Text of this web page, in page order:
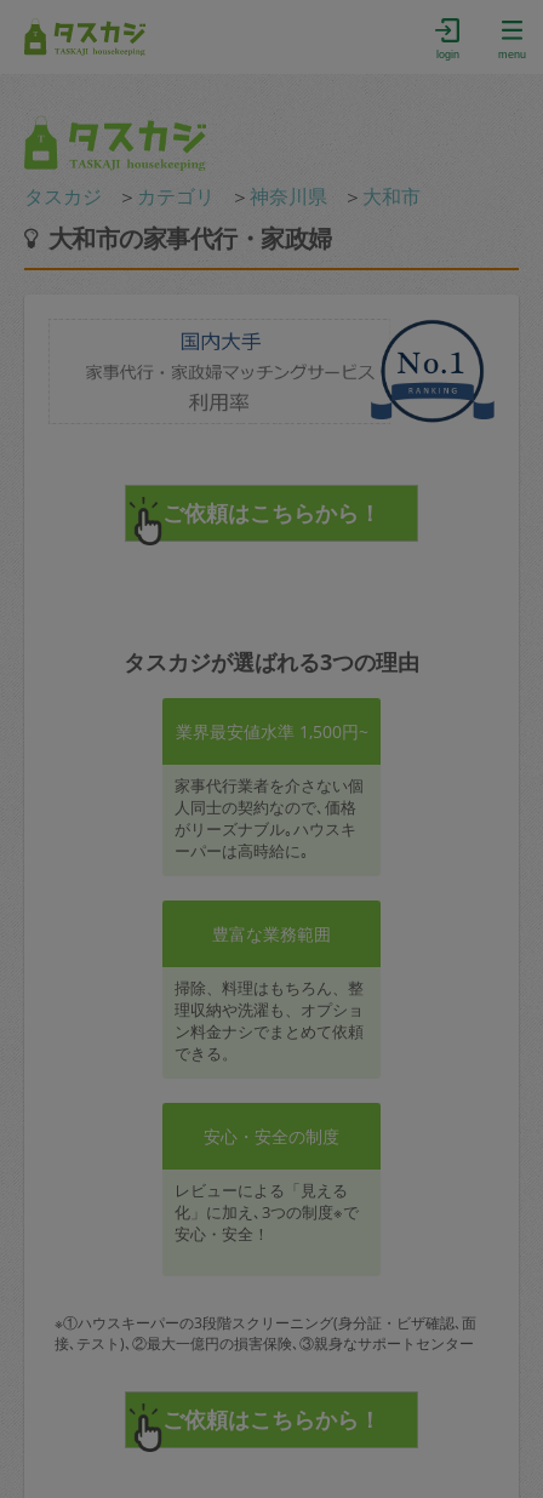
login menu
タスカジ ＞ カテゴリ ＞神奈川県 ＞ 大和市
大和市の家事代行・家政婦
タスカジが選ばれる3つの理由
業界最安値水準 1,500円~
家事代行業者を介さない個
人同士の契約なので､価格
がリーズナブル｡ハウスキ
ーパーは高時給に｡
豊富な業務範囲
掃除、料理はもちろん、整
理収納や洗濯も、オプショ
ン料金ナシでまとめて依頼
できる。
安心・安全の制度
レビューによる「見える
化」に加え､3つの制度※で
安心・安全！
※①ハウスキーパーの3段階スクリーニング(身分証・ビザ確認､面
接､テスト)､②最大一億円の損害保険､③親身なサポートセンター